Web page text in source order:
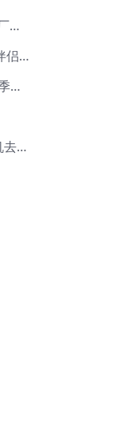
Go从入门到进阶，大厂案例全流程实践(完结)
熙墨爱经：12天探索伴侣亲密度
万维钢：精英日课1-6季合集
VMware过检测虚拟机去虚拟化教程(工具+基础+进阶)